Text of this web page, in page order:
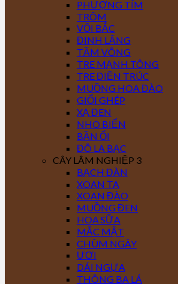
PHƯỢNG TÍM
TRÔM
VỐI BẮC
ĐINH LĂNG
TẦM VÔNG
TRE MẠNH TÔNG
TRE ĐIỀN TRÚC
MUỒNG HOA ĐÀO
GIỔI GHÉP
XẠ ĐEN
NHO BIỂN
BẦN ỔI
ĐÔ LA BẠC
CÂY LÂM NGHIỆP 3
BẠCH ĐÀN
XOAN TA
XOAN ĐÀO
MUỒNG ĐEN
HOA SỮA
MẮC MẬT
CHÙM NGÂY
ƯƠI
DÁI NGỰA
THÔNG BA LÁ